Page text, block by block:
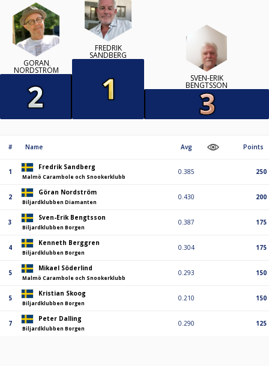
GÖRAN
NORDSTRÖM
FREDRIK
SANDBERG
SVEN-ERIK
BENGTSSON
# Name Avg Points
1
Fredrik Sandberg
Malmö Carambole och Snookerklubb
0.385 250
2
Göran Nordström
Biljardklubben Diamanten
0.430 200
3
Sven-Erik Bengtsson
Biljardklubben Borgen
0.387 175
4
Kenneth Berggren
Biljardklubben Borgen
0.304 175
5
Mikael Söderlind
Malmö Carambole och Snookerklubb
0.293 150
5
Kristian Skoog
Biljardklubben Borgen
0.210 150
7
Peter Dalling
Biljardklubben Borgen
0.290 125